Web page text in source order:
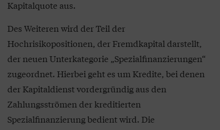
Kapitalquote aus.
Des Weiteren wird der Teil der
Hochrisikopositionen, der Fremdkapital darstellt,
der neuen Unterkategorie „Spezialfinanzierungen“
zugeordnet. Hierbei geht es um Kredite, bei denen
der Kapitaldienst vordergründig aus den
Zahlungsströmen der kreditierten
Spezialfinanzierung bedient wird. Die